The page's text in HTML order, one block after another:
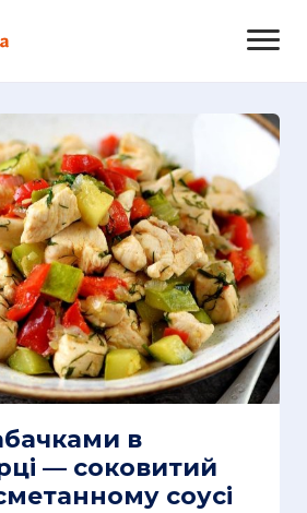
в
— соковитий
соусі